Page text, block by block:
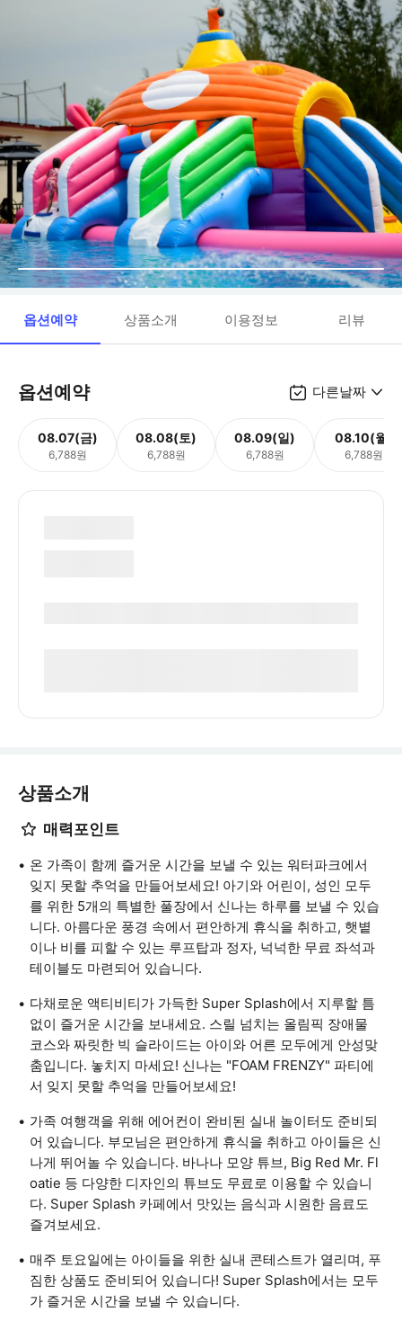
옵션예약 상품소개 이용정보 리뷰
옵션예약 다른날짜
08.07(금)
6,788원
08.08(토)
6,788원
08.09(일)
6,788원
08.10(월)
6,788원
상품소개
매력포인트
온 가족이 함께 즐거운 시간을 보낼 수 있는 워터파크에서
잊지 못할 추억을 만들어보세요! 아기와 어린이, 성인 모두
를 위한 5개의 특별한 풀장에서 신나는 하루를 보낼 수 있습
니다. 아름다운 풍경 속에서 편안하게 휴식을 취하고, 햇볕
이나 비를 피할 수 있는 루프탑과 정자, 넉넉한 무료 좌석과
테이블도 마련되어 있습니다.
다채로운 액티비티가 가득한 Super Splash에서 지루할 틈
없이 즐거운 시간을 보내세요. 스릴 넘치는 올림픽 장애물
코스와 짜릿한 빅 슬라이드는 아이와 어른 모두에게 안성맞
춤입니다. 놓치지 마세요! 신나는 "FOAM FRENZY" 파티에
서 잊지 못할 추억을 만들어보세요!
가족 여행객을 위해 에어컨이 완비된 실내 놀이터도 준비되
어 있습니다. 부모님은 편안하게 휴식을 취하고 아이들은 신
나게 뛰어놀 수 있습니다. 바나나 모양 튜브, Big Red Mr. Fl
oatie 등 다양한 디자인의 튜브도 무료로 이용할 수 있습니
다. Super Splash 카페에서 맛있는 음식과 시원한 음료도
즐겨보세요.
매주 토요일에는 아이들을 위한 실내 콘테스트가 열리며, 푸
짐한 상품도 준비되어 있습니다! Super Splash에서는 모두
가 즐거운 시간을 보낼 수 있습니다.